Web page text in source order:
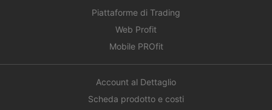
Piattaforme di Trading
Web Profit
Mobile PROfit
Account al Dettaglio
Scheda prodotto e costi